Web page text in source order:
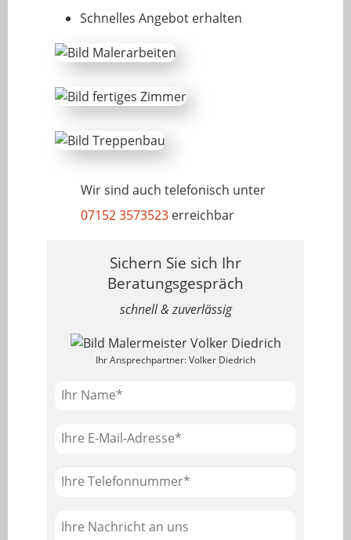
Schnelles Angebot erhalten
Wir sind auch telefonisch unter
07152 3573523 erreichbar
Sichern Sie sich Ihr
Beratungsgespräch
schnell & zuverlässig
Ihr Ansprechpartner: Volker Diedrich